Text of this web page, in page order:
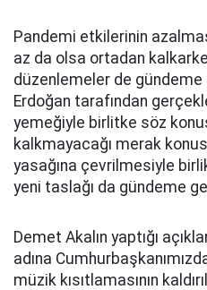
Pandemi etkilerinin
az da olsa ortadan
düzenlemeler de gündeme
Erdoğan tarafından
yemeğiyle birlitke söz
kalkmayacağı merak
yasağına çevrilmesiyle
yeni taslağı da gündeme
Demet Akalın yaptığı
adına
müzik kısıtlamasının